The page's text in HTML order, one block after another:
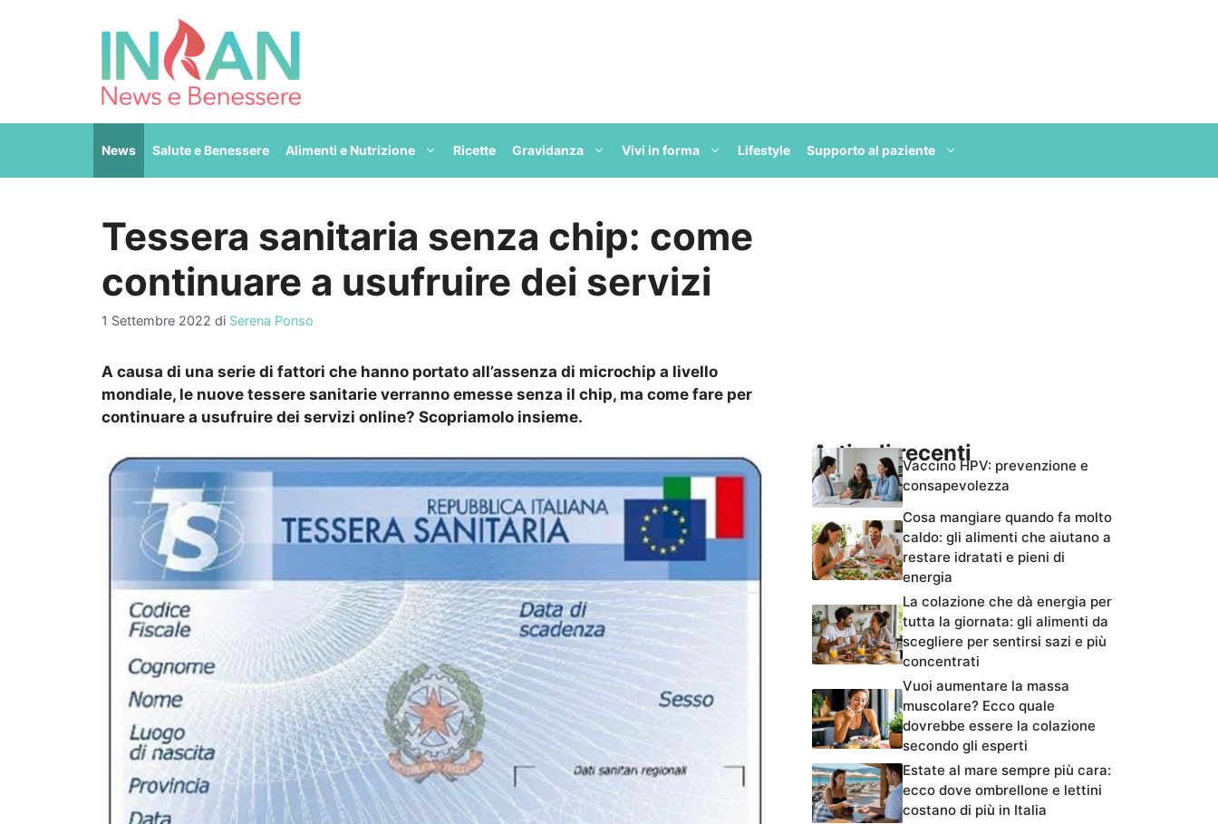
News Salute e Benessere Alimenti e Nutrizione Ricette Gravidanza Vivi in forma Lifestyle Supporto al paziente
Tessera sanitaria senza chip: come
continuare a usufruire dei servizi
1 Settembre 2022 di Serena Ponso
A causa di una serie di fattori che hanno portato all’assenza di microchip a livello
mondiale, le nuove tessere sanitarie verranno emesse senza il chip, ma come fare per
continuare a usufruire dei servizi online? Scopriamolo insieme.
Articoli recentiVaccino HPV: prevenzione e
consapevolezza
Cosa mangiare quando fa molto
caldo: gli alimenti che aiutano a
restare idratati e pieni di
energia
La colazione che dà energia per
tutta la giornata: gli alimenti da
scegliere per sentirsi sazi e più
concentrati
Vuoi aumentare la massa
muscolare? Ecco quale
dovrebbe essere la colazione
secondo gli esperti
Estate al mare sempre più cara:
ecco dove ombrellone e lettini
costano di più in Italia